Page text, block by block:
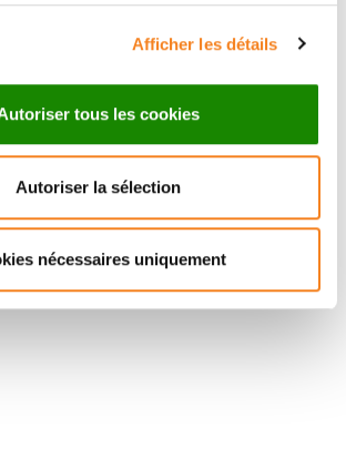
Afficher les détails
tous les cookies
Autoriser la sélection
nécessaires uniquement
ZADEH